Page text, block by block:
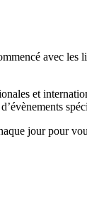
avec
et
jour pour